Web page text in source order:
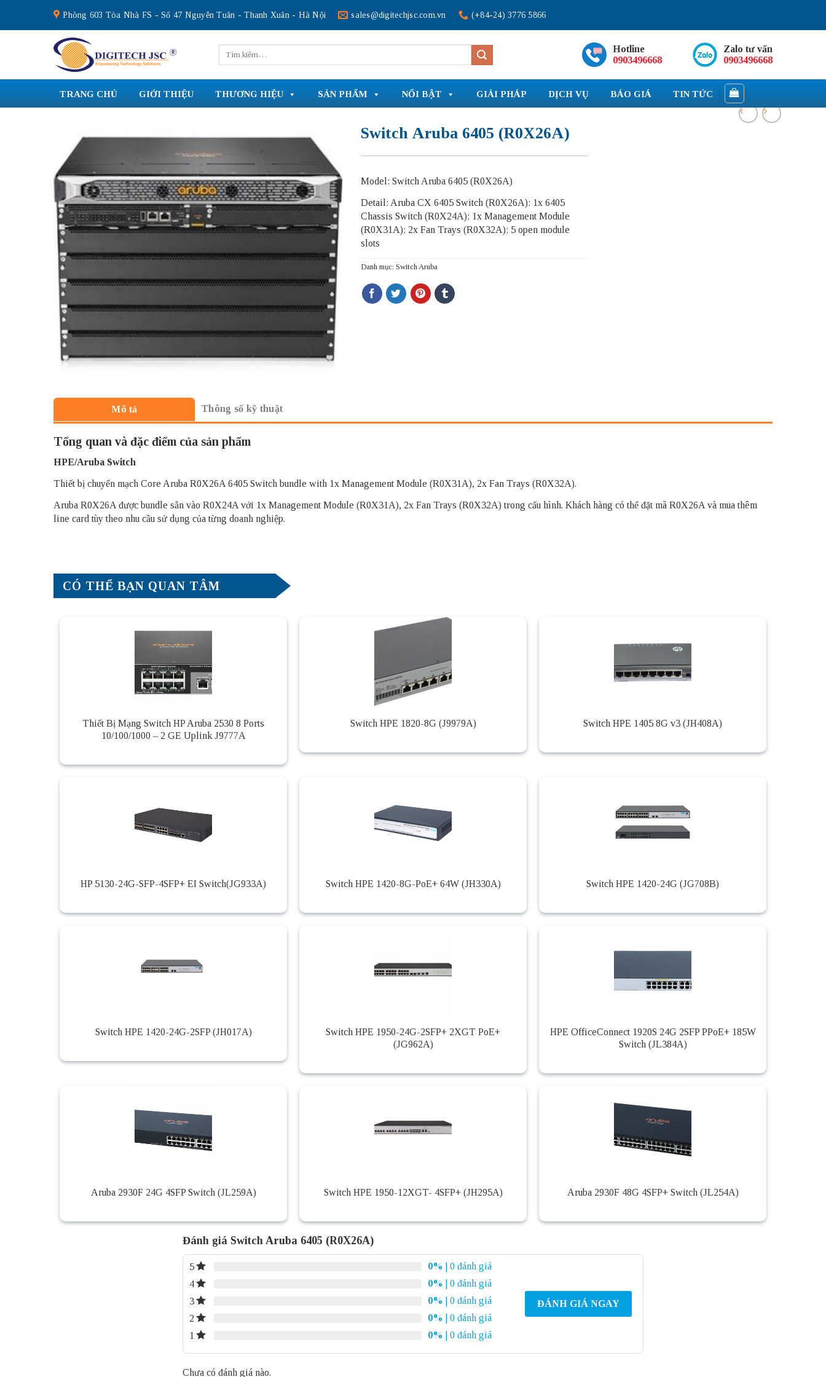
content
Phòng 603 Tòa Nhà FS - Số 47 Nguyễn Tuân - Thanh Xuân - Hà Nội sales@digitechjsc.com.vn (+84-24) 3776 5866
kiếm:
Hotline
0903496668
Zalo tư vấn
0903496668
TRANG CHỦ GIỚI THIỆU THƯƠNG HIỆU SẢN PHẨM NỔI BẬT GIẢI PHÁP DỊCH VỤ BÁO GIÁ TIN TỨC
Switch Aruba 6405 (R0X26A)
Model: Switch Aruba 6405 (R0X26A)
Detail: Aruba CX 6405 Switch (R0X26A): 1x 6405
Chassis Switch (R0X24A); 1x Management Module
(R0X31A); 2x Fan Trays (R0X32A); 5 open module
slots
Danh mục: Switch Aruba
Mô tả Thông số kỹ thuật
Tổng quan và đặc điểm của sản phẩm
HPE/Aruba Switch
Thiết bị chuyển mạch Core Aruba R0X26A 6405 Switch bundle with 1x Management Module (R0X31A), 2x Fan Trays (R0X32A).
Aruba R0X26A được bundle sẵn vào R0X24A với 1x Management Module (R0X31A), 2x Fan Trays (R0X32A) trong cấu hình. Khách hàng có thể đặt mã R0X26A và mua thêm
line card tùy theo nhu cầu sử dụng của từng doanh nghiệp.
CÓ THỂ BẠN QUAN TÂM
Thiết Bị Mạng Switch HP Aruba 2530 8 Ports
10/100/1000 – 2 GE Uplink J9777A
Switch HPE 1820-8G (J9979A) Switch HPE 1405 8G v3 (JH408A)
HP 5130-24G-SFP-4SFP+ EI Switch(JG933A) Switch HPE 1420-8G-PoE+ 64W (JH330A) Switch HPE 1420-24G (JG708B)
Switch HPE 1420-24G-2SFP (JH017A)
Switch HPE 1950-24G-2SFP+ 2XGT PoE+
(JG962A)
HPE OfficeConnect 1920S 24G 2SFP PPoE+ 185W
Switch (JL384A)
Aruba 2930F 24G 4SFP Switch (JL259A) Switch HPE 1950-12XGT- 4SFP+ (JH295A) Aruba 2930F 48G 4SFP+ Switch (JL254A)
Đánh giá Switch Aruba 6405 (R0X26A)
5 0%
| 0 đánh giá
4
0%
| 0 đánh giá
3
0%
| 0 đánh giá
2
0%
| 0 đánh giá
1
0% | 0 đánh giá
ĐÁNH GIÁ NGAY
Chưa có đánh giá nào.